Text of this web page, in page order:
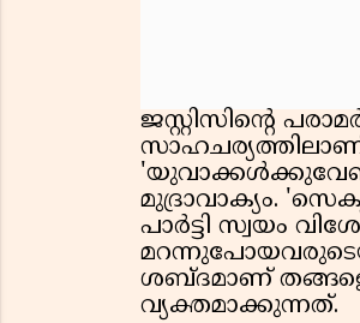
ജസ്റ്റിസിൻ്റെ
സാഹചര്യത്തിലാണ്
മുദ്രാവാക്യം.
പാർട്ടി സ്വയം
ശബ്ദമാണ്
വ്യക്തമാക്കുന്നത്.